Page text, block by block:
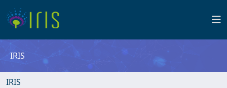
IRIS
IRIS